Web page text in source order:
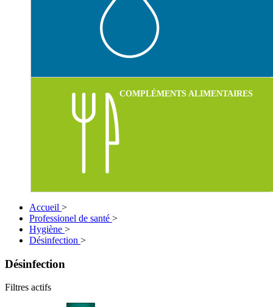
COMPLÉMENTS ALIMENTAIRES
Accueil >
Professionel de santé >
Hygiène >
Désinfection >
Désinfection
Filtres actifs